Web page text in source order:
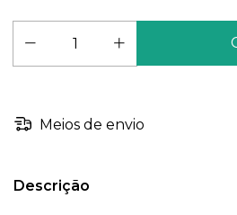
Meios de envio
Descrição